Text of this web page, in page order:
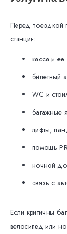
Перед поездкой
станции:
касса и
билетный
WC и
багажные
лифты,
помощь
ночной
связь с
Если критичны
велосипед или